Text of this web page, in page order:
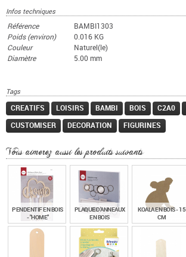
Infos techniques
Référence
BAMBI1303
Poids (environ)
0.016 KG
Couleur
Naturel(le)
Diamètre
5.00 mm
Tags
CREATIFS LOISIRS BAMBI BOIS C2A0
CUSTOMISER
DECORATION FIGURINES
Vous aimerez aussi les produits suivants
PENDENTIF EN BOIS
- "HOME"
PLAQUE D'ANNEAUX
EN BOIS
45,90€
TTC
KOALA EN BOIS - 15
CM